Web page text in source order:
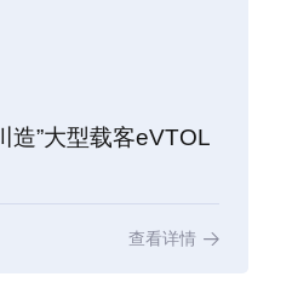
造”大型载客eVTOL
查看详情